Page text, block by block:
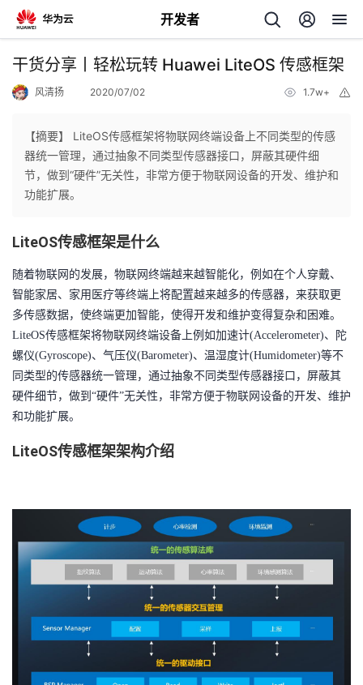
开发者
返
个
人
主
页
我
的
开
发
者
博
客
的
论
坛
我
的
圈
子
我
的
直
我
的
我
干货分享丨轻松玩转 Huawei LiteOS 传感框架
风清扬 2020/07/02 1.7w+
【摘要】 LiteOS传感框架将物联网终端设备上不同类型的传感
器统一管理，通过抽象不同类型传感器接口，屏蔽其硬件细
节，做到“硬件”无关性，非常方便于物联网设备的开发、维护和
功能扩展。
LiteOS传感框架是什么
随着物联网的发展，物联网终端越来越智能化，例如在个人穿戴、
智能家居、家用医疗等终端上将配置越来越多的传感器，来获取更
多传感数据，使终端更加智能，使得开发和维护变得复杂和困难。
LiteOS传感框架将物联网终端设备上例如加速计(Accelerometer)、陀
螺仪(Gyroscope)、气压仪(Barometer)、温湿度计(Humidometer)等不
同类型的传感器统一管理，通过抽象不同类型传感器接口，屏蔽其
硬件细节，做到“硬件”无关性，非常方便于物联网设备的开发、维护
和功能扩展。
LiteOS传感框架架构介绍